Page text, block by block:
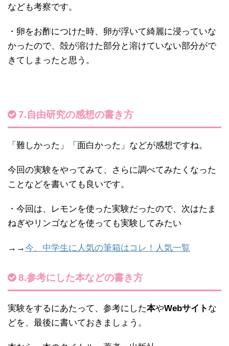
なども考察です。
・卵をお酢につけた時、卵が浮いて綺麗に浸っていな
かったので、殻が溶けた部分と溶けていない部分がで
きてしまったと思う。
7.自由研究の感想の書き方
「難しかった」「面白かった」などが感想ですね。
今回の実験をやってみて、さらに調べてみたくなった
ことなどを書いても良いです。
・今回は、レモンを使った実験だったので、次はたま
ねぎやリンゴなどを使っても実験してみたい
→→今、中学生に人気の筆箱はコレ！人気一覧
8.参考にした本などの書き方
実験をするにあたって、参考にした本やWebサイト な
どを、最後に書いておきましょう。